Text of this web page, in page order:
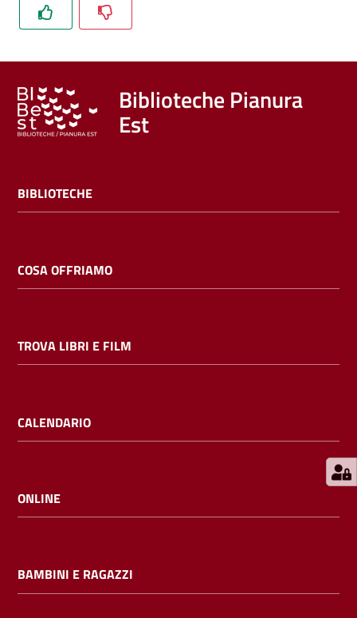
libri
film
Calendario
Bambini
E
l
i
cataloghi
Biblioteche Pianura
Est
BIBLIOTECHE
COSA OFFRIAMO
TROVA LIBRI E FILM
CALENDARIO
ONLINE
BAMBINI E RAGAZZI